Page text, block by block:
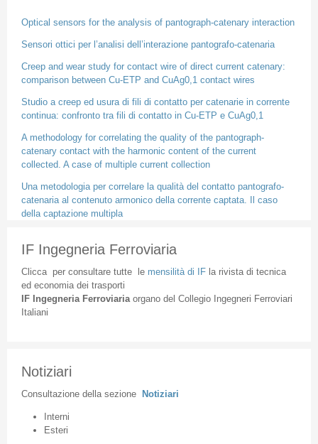
Optical sensors for the analysis of pantograph-catenary interaction
Sensori ottici per l’analisi dell’interazione pantografo-catenaria
Creep and wear study for contact wire of direct current catenary:
comparison between Cu-ETP and CuAg0,1 contact wires
Studio a creep ed usura di fili di contatto per catenarie in corrente
continua: confronto tra fili di contatto in Cu-ETP e CuAg0,1
A methodology for correlating the quality of the pantograph-
catenary contact with the harmonic content of the current
collected. A case of multiple current collection
Una metodologia per correlare la qualità del contatto pantografo-
catenaria al contenuto armonico della corrente captata. Il caso
della captazione multipla
IF Ingegneria Ferroviaria
Cliccaper consultare tuttele mensilità di IFla rivista di tecnica
ed economia dei trasporti
IF Ingegneria Ferroviaria organodel Collegio Ingegneri Ferroviari
Italiani
Notiziari
Consultazione della sezione Notiziari
Interni
Esteri